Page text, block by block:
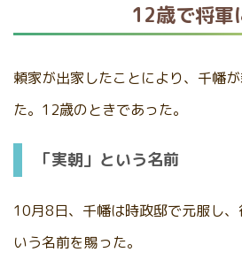
12歳で将軍
頼家が出家したことにより、千幡
た。12歳のときであった。
「実朝」という名前
10月8日、千幡は時政邸で元服し
いう名前を賜った。